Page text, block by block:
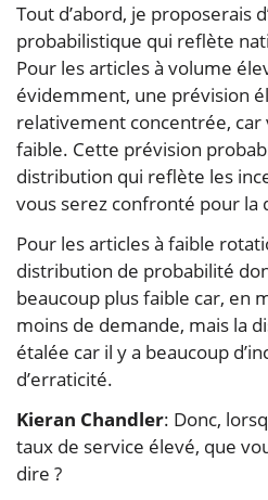
Tout d’abord, je proposerais
probabilistique qui reflète
Pour les articles à volume
évidemment, une prévision
relativement concentrée,
faible. Cette prévision
distribution qui reflète les
vous serez confronté pour la
Pour les articles à faible
distribution de probabilité
beaucoup plus faible car, en
moins de demande, mais la
étalée car il y a beaucoup
d’erraticité.
Kieran Chandler: Donc,
taux de service élevé, que
dire ?